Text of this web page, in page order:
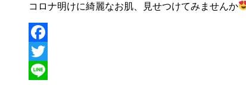
コロナ明けに綺麗なお肌、見せつけてみませんか
Facebook
Twitter